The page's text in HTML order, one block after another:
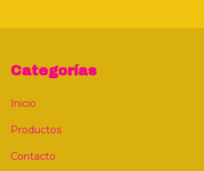
Categorías
Inicio
Productos
Contacto